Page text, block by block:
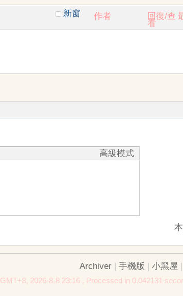
新窗 作者 回復/查
看
高級模式
Archiver | 手機版 | 小黑屋 |
GMT+8, 2026-8-8 23:16 , Processed in 0.042131